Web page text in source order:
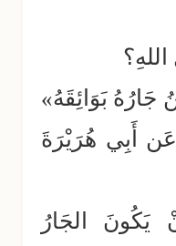
جَارُهُ بَوَائِقَهُ»
عَن أَبِي هُرَيْرَةَ
الجَارُ